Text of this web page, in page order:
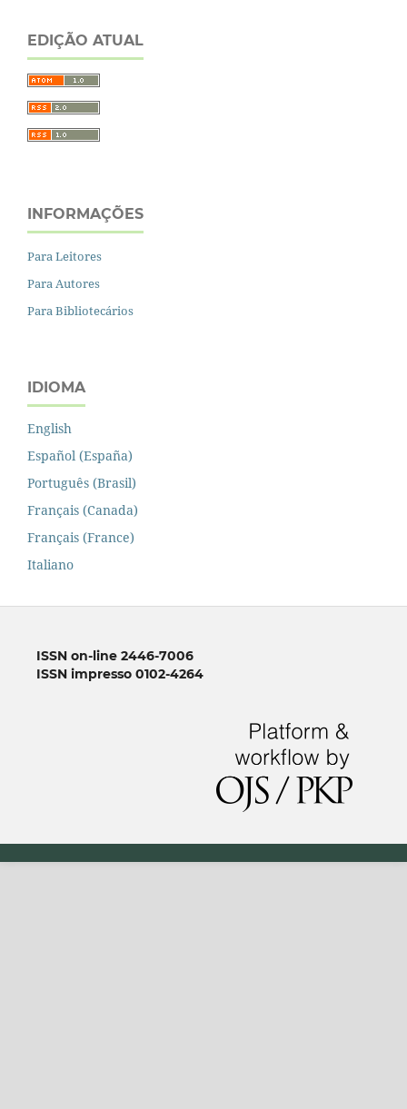
EDIÇÃO ATUAL
INFORMAÇÕES
Para Leitores
Para Autores
Para Bibliotecários
IDIOMA
English
Español (España)
Português (Brasil)
Français (Canada)
Français (France)
Italiano
ISSN on-line 2446-7006
ISSN impresso 0102-4264